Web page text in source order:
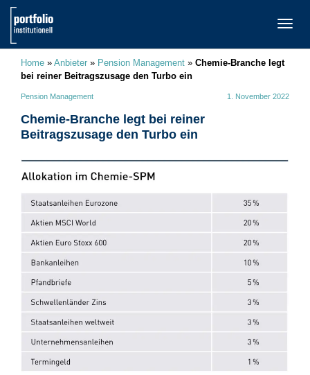
Home » Anbieter » Pension Management » Chemie-Branche legt
bei reiner Beitragszusage den Turbo ein
Pension Management 1. November 2022
Chemie-Branche legt bei reiner
Beitragszusage den Turbo ein